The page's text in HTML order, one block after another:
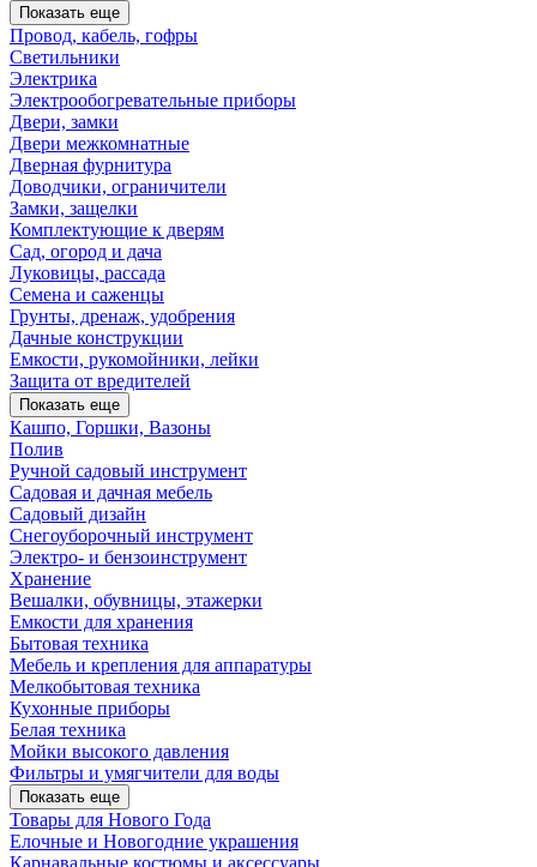
Показать еще
Провод, кабель, гофры
Светильники
Электрика
Электрообогревательные приборы
Двери, замки
Двери межкомнатные
Дверная фурнитура
Доводчики, ограничители
Замки, защелки
Комплектующие к дверям
Сад, огород и дача
Луковицы, рассада
Семена и саженцы
Грунты, дренаж, удобрения
Дачные конструкции
Емкости, рукомойники, лейки
Защита от вредителей
Показать еще
Кашпо, Горшки, Вазоны
Полив
Ручной садовый инструмент
Садовая и дачная мебель
Садовый дизайн
Снегоуборочный инструмент
Электро- и бензоинструмент
Хранение
Вешалки, обувницы, этажерки
Емкости для хранения
Бытовая техника
Мебель и крепления для аппаратуры
Мелкобытовая техника
Кухонные приборы
Белая техника
Мойки высокого давления
Фильтры и умягчители для воды
Показать еще
Товары для Нового Года
Елочные и Новогодние украшения
Карнавальные костюмы и аксессуары